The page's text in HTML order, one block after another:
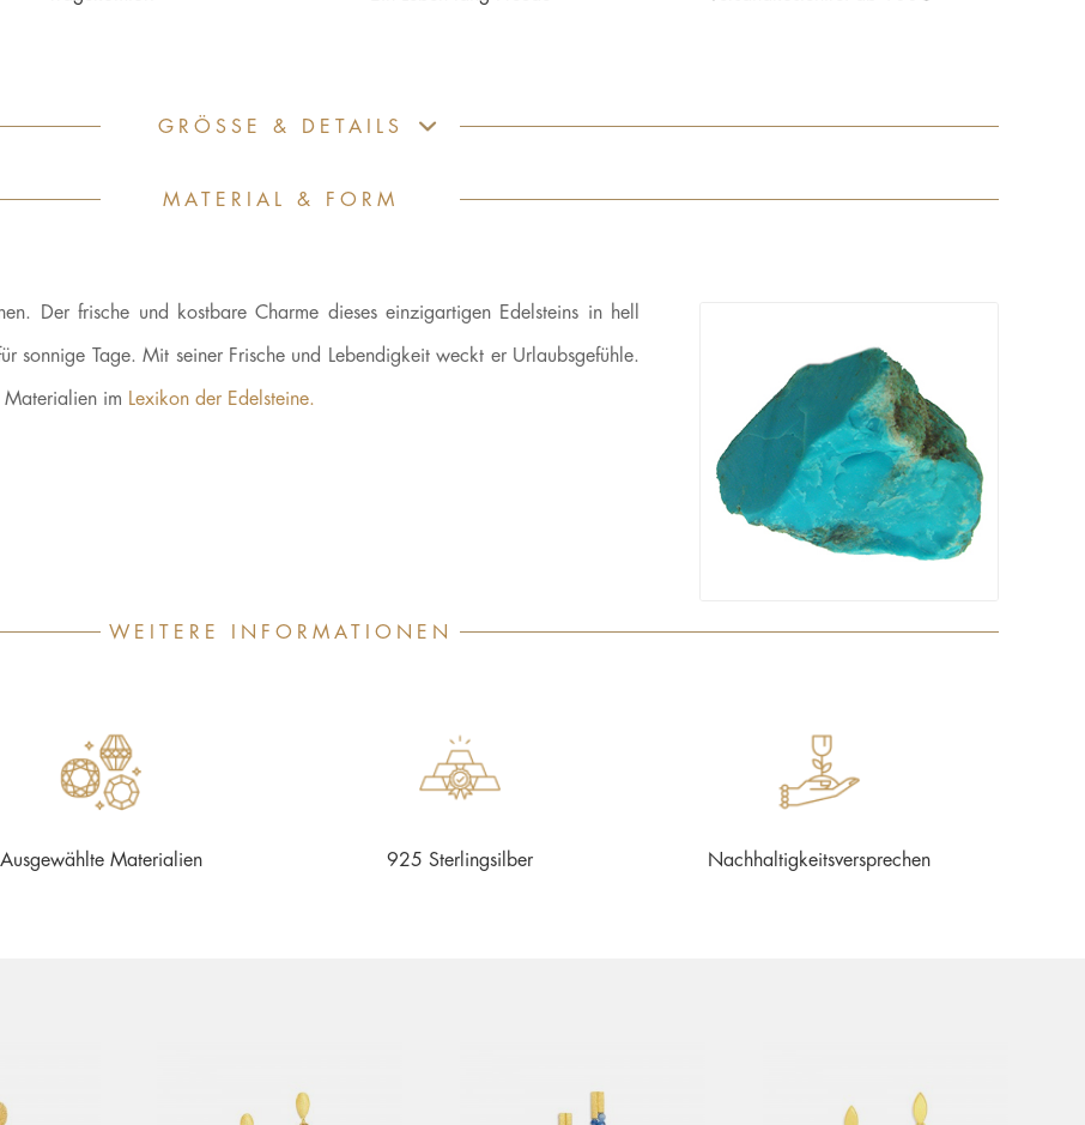
GRÖSSE & DETAILS
MATERIAL & FORM
Der frische und kostbare Charme dieses einzigartigen Edelsteins in hell
sonnige Tage. Mit seiner Frische und Lebendigkeit weckt er Urlaubsgefühle.
Materialien im Lexikon der Edelsteine.
WEITERE INFORMATIONEN
Ausgewählte Materialien 925 Sterlingsilber Nachhaltigkeitsversprechen